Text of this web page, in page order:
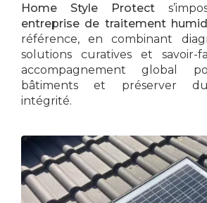
Home Style Protect
entreprise de traitement
référence, en combinant
solutions curatives et savoir-
accompagnement global
bâtiments et préserver
intégrité.